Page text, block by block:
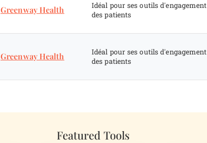
Greenway Health
Idéal pour ses outils d'engagement
des patients
Greenway Health
Idéal pour ses outils d'engagement
des patients
Featured Tools